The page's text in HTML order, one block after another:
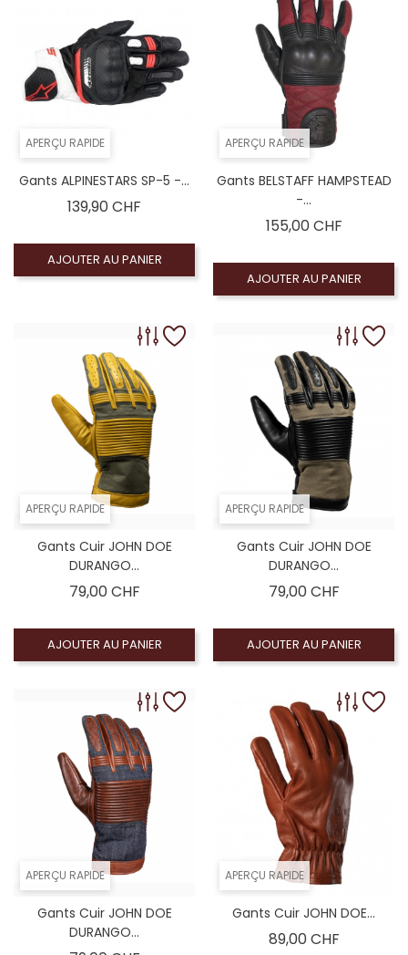
APERÇU RAPIDE
Gants ALPINESTARS SP-5 -...
139,90 CHF
AJOUTER AU PANIER
APERÇU RAPIDE
Gants BELSTAFF HAMPSTEAD
-...
155,00 CHFPrix
AJOUTER AU PANIER
APERÇU RAPIDE
Gants Cuir JOHN DOE
DURANGO...
79,00 CHFPrix
AJOUTER AU PANIER
APERÇU RAPIDE
Gants Cuir JOHN DOE
DURANGO...
79,00 CHFPrix
AJOUTER AU PANIER
APERÇU RAPIDE
Gants Cuir JOHN DOE
DURANGO...
APERÇU RAPIDE
Gants Cuir JOHN DOE...
89,00 CHFPrix